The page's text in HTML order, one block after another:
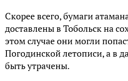
Скорее всего, бумаги
доставлены в Тобольск на
этом случае они могли
Погодинской летописи, а в
быть утрачены.